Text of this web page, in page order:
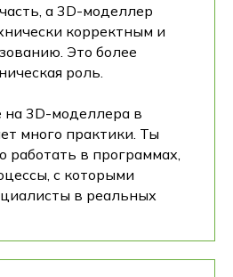
а 3D-моделлер
корректным и
Это более
роль.
на 3D-моделлера в
много практики. Ты
работать в программах,
с которыми
в реальных